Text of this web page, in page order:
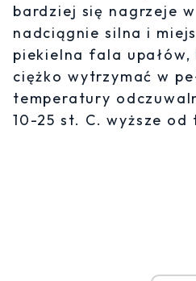
bardziej się nagrzeje
nadciągnie silna i
piekielna fala
ciężko wytrzymać w
temperatury
10-25 st. C. wyższe od